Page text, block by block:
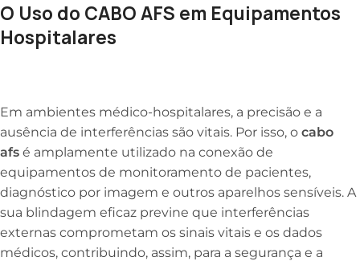
O Uso do CABO AFS em Equipamentos
Hospitalares
Em ambientes médico-hospitalares, a precisão e a
ausência de interferências são vitais. Por isso, o cabo
afs é amplamente utilizado na conexão de
equipamentos de monitoramento de pacientes,
diagnóstico por imagem e outros aparelhos sensíveis. A
sua blindagem eficaz previne que interferências
externas comprometam os sinais vitais e os dados
médicos, contribuindo, assim, para a segurança e a